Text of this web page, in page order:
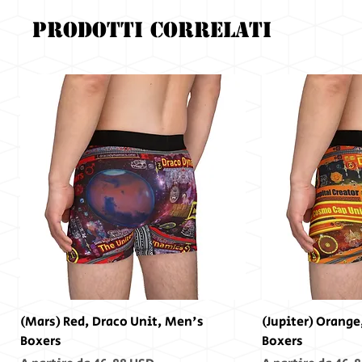
Prodotti correlati
(Mars) Red, Draco Unit, Men's
Boxers
(Jupiter)
Boxers